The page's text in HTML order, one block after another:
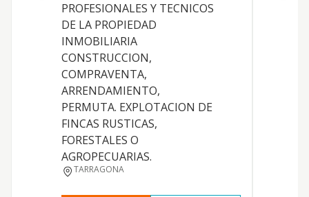
PROFESIONALES Y TECNICOS
DE LA PROPIEDAD
INMOBILIARIA
CONSTRUCCION,
COMPRAVENTA,
ARRENDAMIENTO,
PERMUTA. EXPLOTACION DE
FINCAS RUSTICAS,
FORESTALES O
AGROPECUARIAS.
TARRAGONA